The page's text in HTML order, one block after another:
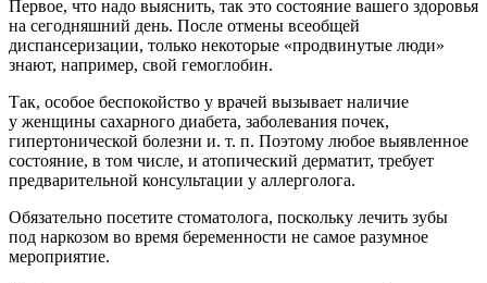
Первое, что надо выяснить, так это состояние вашего здоровья
на сегодняшний день. После отмены всеобщей
диспансеризации, только некоторые «продвинутые люди»
знают, например, свой гемоглобин.
Так, особое беспокойство у врачей вызывает наличие
у женщины сахарного диабета, заболевания почек,
гипертонической болезни и. т. п. Поэтому любое выявленное
состояние, в том числе, и атопический дерматит, требует
предварительной консультации у аллерголога.
Обязательно посетите стоматолога, поскольку лечить зубы
под наркозом во время беременности не самое разумное
мероприятие.